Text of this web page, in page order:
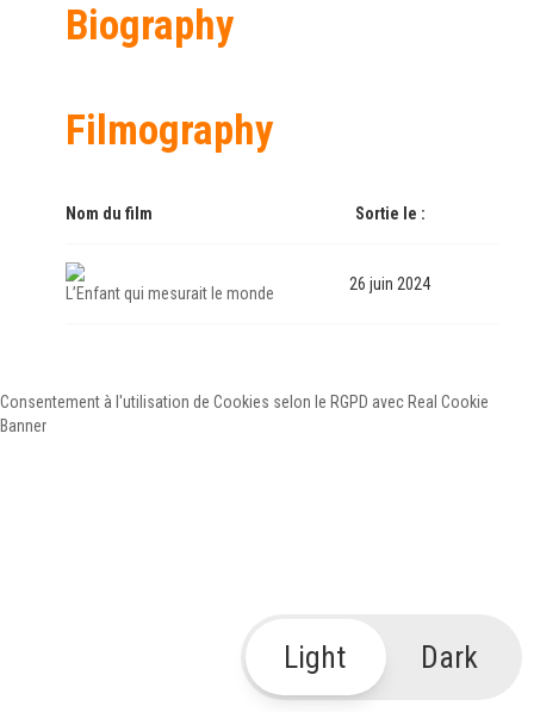
Biography
Filmography
Nom du film Sortie le :
L’Enfant qui mesurait le monde 26 juin 2024
Light Dark
Consentement à l'utilisation de Cookies selon le RGPD avec Real Cookie
Banner